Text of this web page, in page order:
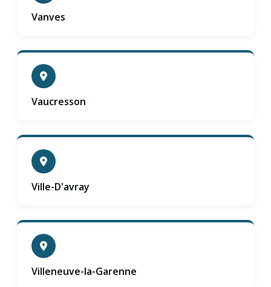
Vanves
Vaucresson
Ville-D'avray
Villeneuve-la-Garenne